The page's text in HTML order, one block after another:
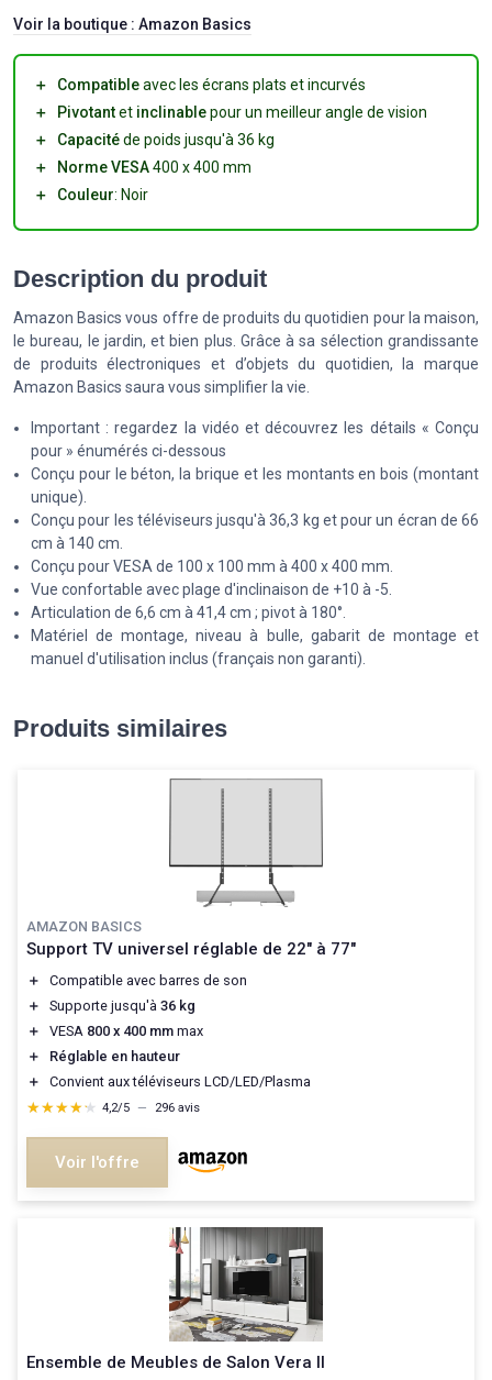
Voir la boutique : Amazon Basics
＋ Compatibleavec les écrans plats et incurvés
＋
Pivotantet inclinablepour un meilleur angle de vision
＋
Capacitéde poids jusqu'à 36 kg
＋
Norme VESA400 x 400 mm
＋
Couleur: Noir
Description du produit
Amazon Basics vous offre de produits du quotidien pour la maison,
le bureau, le jardin, et bien plus. Grâce à sa sélection grandissante
de produits électroniques et d’objets du quotidien, la marque
Amazon Basics saura vous simplifier la vie.
Important : regardez la vidéo et découvrez les détails « Conçu
pour » énumérés ci-dessous
Conçu pour le béton, la brique et les montants en bois (montant
unique).
Conçu pour les téléviseurs jusqu'à 36,3 kg et pour un écran de 66
cm à 140 cm.
Conçu pour VESA de 100 x 100 mm à 400 x 400 mm.
Vue confortable avec plage d'inclinaison de +10 à -5.
Articulation de 6,6 cm à 41,4 cm ; pivot à 180°.
Matériel de montage, niveau à bulle, gabarit de montage et
manuel d'utilisation inclus (français non garanti).
Produits similaires
AMAZON BASICS
Support TV universel réglable de 22" à 77"
＋
Compatible avec barres de son
＋
Supporte jusqu'à 36 kg
＋
VESA 800 x 400 mm max
＋
Réglable en hauteur
＋
Convient aux téléviseurs LCD/LED/Plasma
★★★★★
★★★★★ 4,2/5 — 296 avis
Voir l'offre
Ensemble de Meubles de Salon Vera II